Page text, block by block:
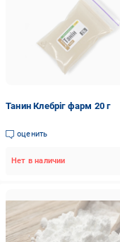
Танин Клебріг фарм 20 г
оценить
Нет в наличии